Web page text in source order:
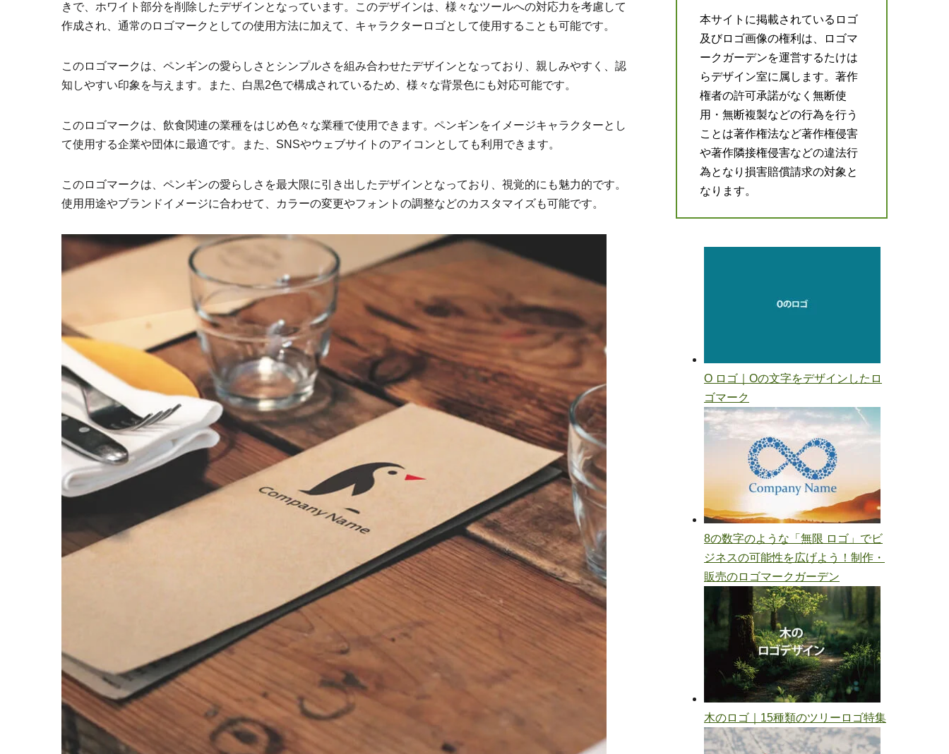
きで、ホワイト部分を削除したデザインとなっています。このデザインは、様々なツールへの対応力を考慮して
作成され、通常のロゴマークとしての使用方法に加えて、キャラクターロゴとして使用することも可能です。
このロゴマークは、ペンギンの愛らしさとシンプルさを組み合わせたデザインとなっており、親しみやすく、認
知しやすい印象を与えます。また、白黒2色で構成されているため、様々な背景色にも対応可能です。
このロゴマークは、飲食関連の業種をはじめ色々な業種で使用できます。ペンギンをイメージキャラクターとし
て使用する企業や団体に最適です。また、SNSやウェブサイトのアイコンとしても利用できます。
このロゴマークは、ペンギンの愛らしさを最大限に引き出したデザインとなっており、視覚的にも魅力的です。
使用用途やブランドイメージに合わせて、カラーの変更やフォントの調整などのカスタマイズも可能です。
本サイトに掲載されているロゴ
及びロゴ画像の権利は、ロゴマ
ークガーデンを運営するたけは
らデザイン室に属します。著作
権者の許可承諾がなく無断使
用・無断複製などの行為を行う
ことは著作権法など著作権侵害
や著作隣接権侵害などの違法行
為となり損害賠償請求の対象と
なります。